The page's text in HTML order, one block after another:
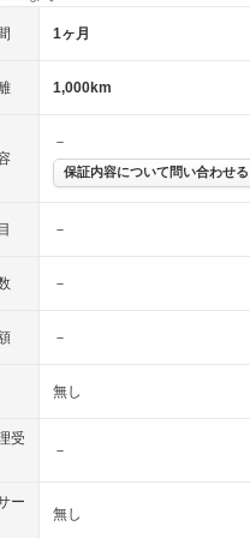
1ヶ月
1,000km
－
保証内容について問い合わせる
－
－
－
無し
受
－
ー
無し